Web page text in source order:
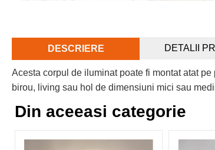
DESCRIERE DETALII
Acesta corpul de iluminat poate fi montat atat
birou, living sau hol de dimensiuni mici sau
Din aceeasi categorie